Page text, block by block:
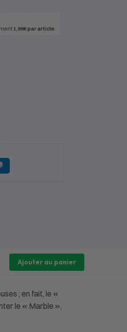
1,99€ par article.
Ajouter au panier
; en fait, le «
le « Marble »,